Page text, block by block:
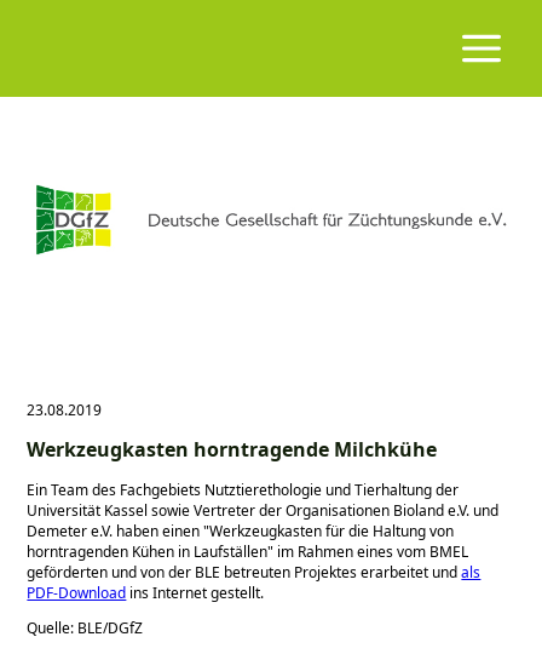
23.08.2019
Werkzeugkasten horntragende Milchkühe
Ein Team des Fachgebiets Nutztierethologie und Tierhaltung der
Universität Kassel sowie Vertreter der Organisationen Bioland e.V. und
Demeter e.V. haben einen Werkzeugkasten für die Haltung von
horntragenden Kühen in Laufställen im Rahmen eines vom BMEL
geförderten und von der BLE betreuten Projektes erarbeitet undals
PDF-Download ins Internet gestellt.
Quelle: BLE/DGfZ